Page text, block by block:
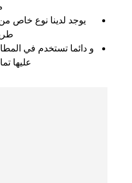
يوجد لدينا نوع خاص
و دائما تستخدم في
عليها